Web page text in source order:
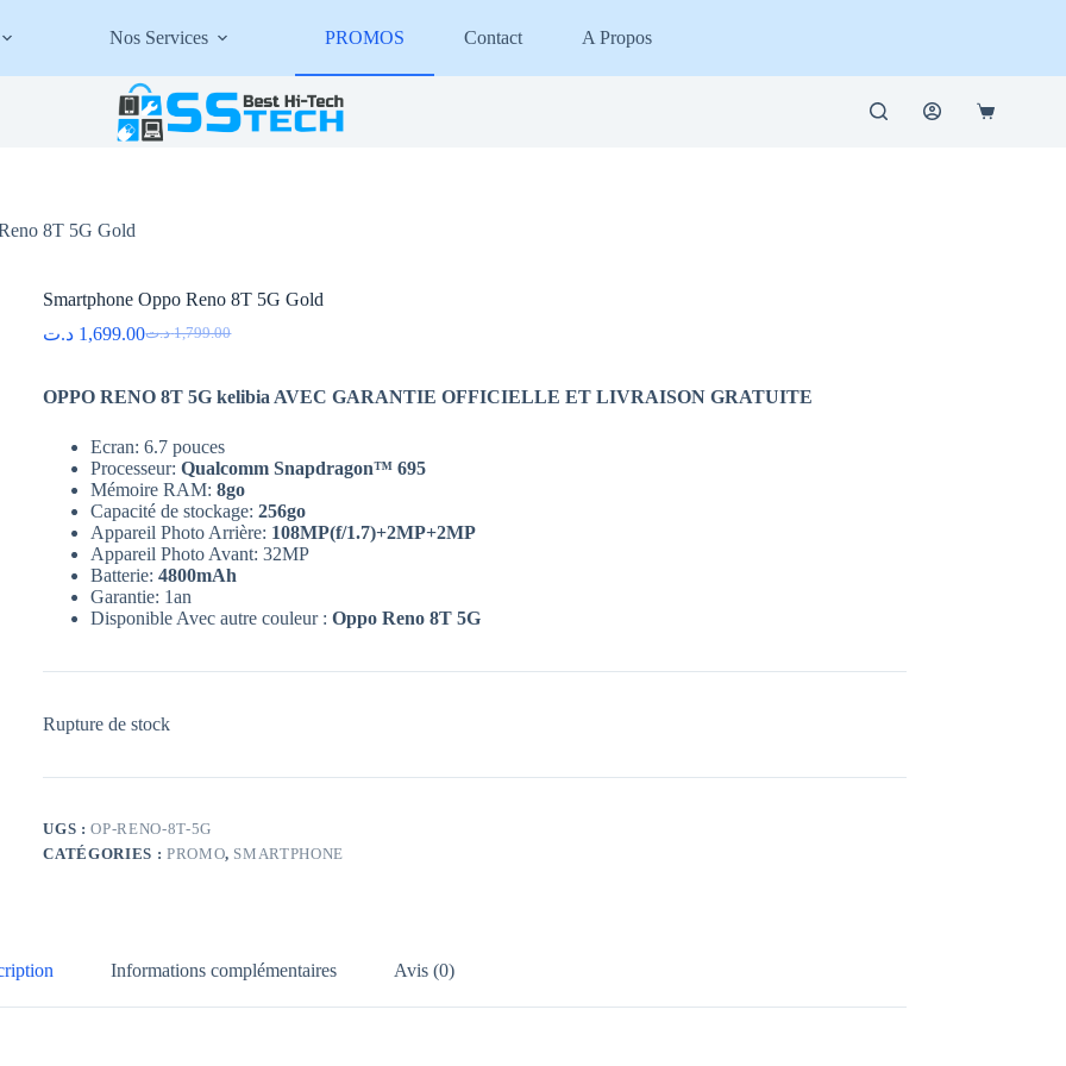
Nos Services PROMOS Contact A Propos
Panier
8T 5G Gold
Smartphone Oppo Reno 8T 5G Gold
1,799.00 د.تLe
était :
1,699.00 د.ت
Le
est :
OPPO RENO 8T 5G kelibia AVEC GARANTIE OFFICIELLE ET LIVRAISON GRATUITE
Ecran: 6.7 pouces
Processeur:Qualcomm Snapdragon™ 695
Mémoire RAM:8go
Capacité de stockage:256go
Appareil Photo Arrière: 108MP(f/1.7)+2MP+2MP
Appareil Photo Avant: 32MP
Batterie:4800mAh
Garantie: 1an
Disponible Avec autre couleur :Oppo Reno 8T 5G
Rupture de stock
UGS :OP-RENO-8T-5G
CATÉGORIES : PROMO, SMARTPHONE
Informations complémentaires Avis (0)